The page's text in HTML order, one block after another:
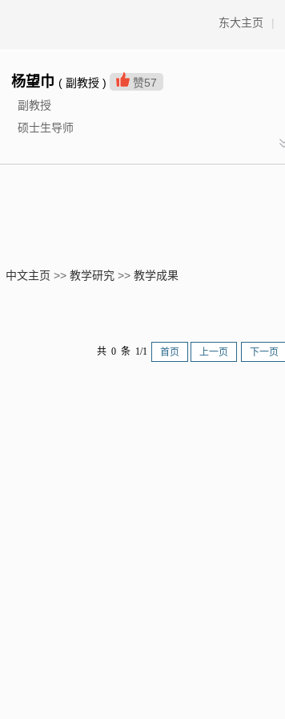
东大主页 |
杨望巾 ( 副教授 ) 赞57
副教授
硕士生导师
中文主页 >> 教学研究 >> 教学成果
共 0 条 1/1 首页 上一页 下一页